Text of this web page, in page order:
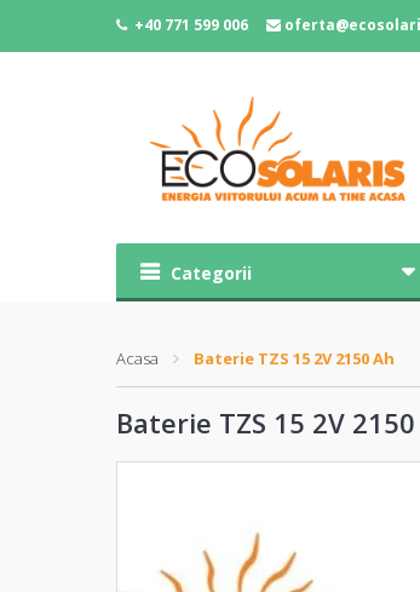
+40 771 599 006
Categorii
Acasa Baterie TZS 15 2V 2150 Ah
Baterie TZS 15 2V